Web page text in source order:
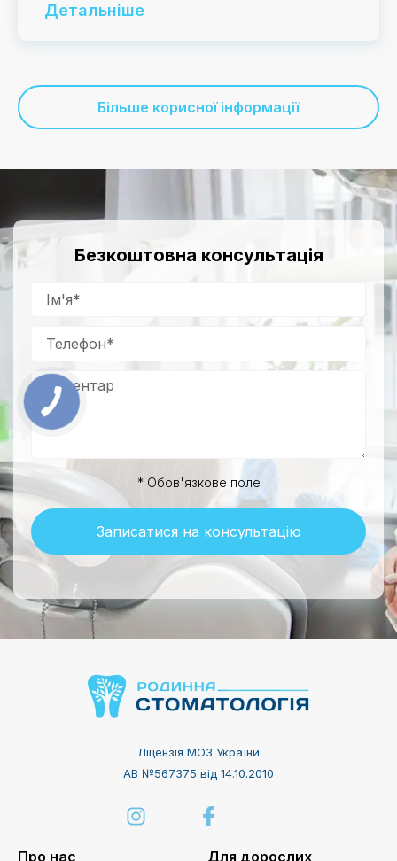
Детальніше
Більше корисної інформації
Безкоштовна консультація
* Обов'язкове поле
Записатися на консультацію
Ліцензія МОЗ України
АВ №567375 від 14.10.2010
Про нас Для дорослих